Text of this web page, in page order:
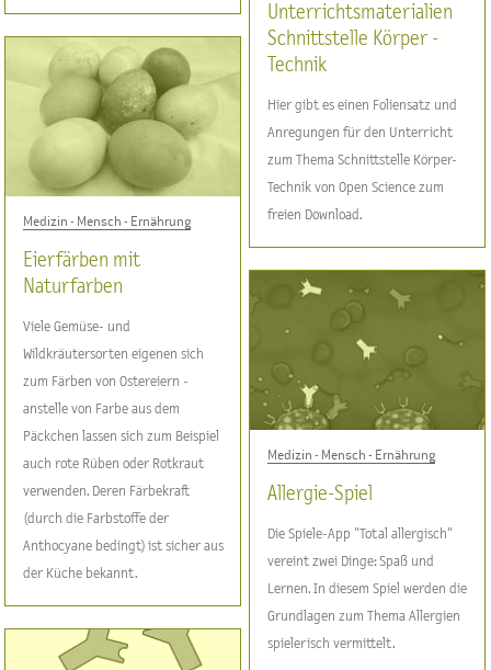
Unterrichtsmaterialien
Schnittstelle Körper -
Technik
Hier gibt es einen Foliensatz und
Anregungen für den Unterricht
zum Thema Schnittstelle Körper-
Technik von Open Science zum
freien Download.
Medizin - Mensch - Ernährung
Eierfärben mit
Naturfarben
Viele Gemüse- und
Wildkräutersorten eigenen sich
zum Färben von Ostereiern -
anstelle von Farbe aus dem
Päckchen lassen sich zum Beispiel
auch rote Rüben oder Rotkraut
verwenden. Deren Färbekraft
(durch die Farbstoffe der
Anthocyane bedingt) ist sicher aus
der Küche bekannt.
Medizin - Mensch - Ernährung
Allergie-Spiel
Die Spiele-App "Total allergisch"
vereint zwei Dinge: Spaß und
Lernen. In diesem Spiel werden die
Grundlagen zum Thema Allergien
spielerisch vermittelt.